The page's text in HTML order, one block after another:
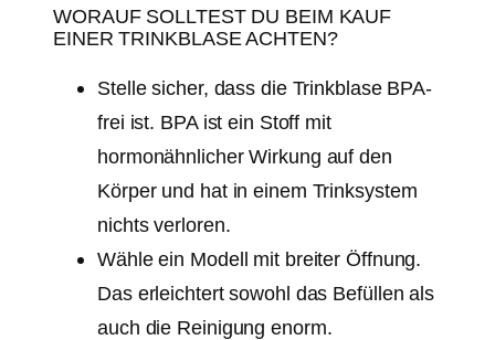
WORAUF SOLLTEST DU BEIM KAUF
EINER TRINKBLASE ACHTEN?
Stelle sicher, dass die Trinkblase BPA-
frei ist. BPA ist ein Stoff mit
hormonähnlicher Wirkung auf den
Körper und hat in einem Trinksystem
nichts verloren.
Wähle ein Modell mit breiter Öffnung.
Das erleichtert sowohl das Befüllen als
auch die Reinigung enorm.